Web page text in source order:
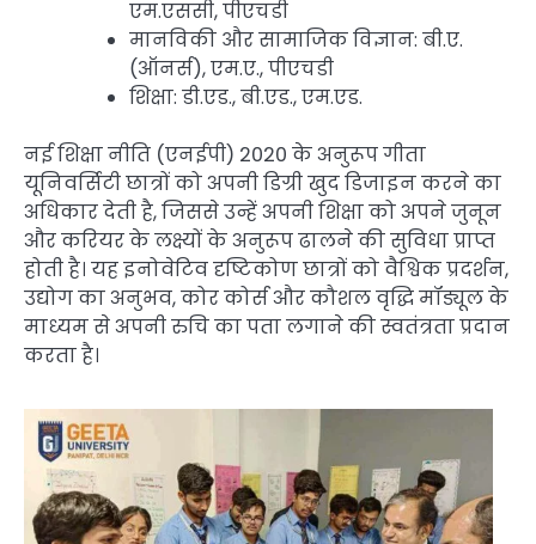
एम.एससी, पीएचडी
मानविकी और सामाजिक विज्ञान: बी.ए.
(ऑनर्स), एम.ए., पीएचडी
शिक्षा: डी.एड., बी.एड., एम.एड.
नई शिक्षा नीति (एनईपी) 2020 के अनुरूप गीता
यूनिवर्सिटी छात्रों को अपनी डिग्री खुद डिजाइन करने का
अधिकार देती है, जिससे उन्हें अपनी शिक्षा को अपने जुनून
और करियर के लक्ष्यों के अनुरूप ढालने की सुविधा प्राप्त
होती है। यह इनोवेटिव दृष्टिकोण छात्रों को वैश्विक प्रदर्शन,
उद्योग का अनुभव, कोर कोर्स और कौशल वृद्धि मॉड्यूल के
माध्यम से अपनी रुचि का पता लगाने की स्वतंत्रता प्रदान
करता है।